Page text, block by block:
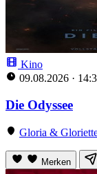
Kino
09.08.2026 ·
Die Odyssee
Gloria &
Merken